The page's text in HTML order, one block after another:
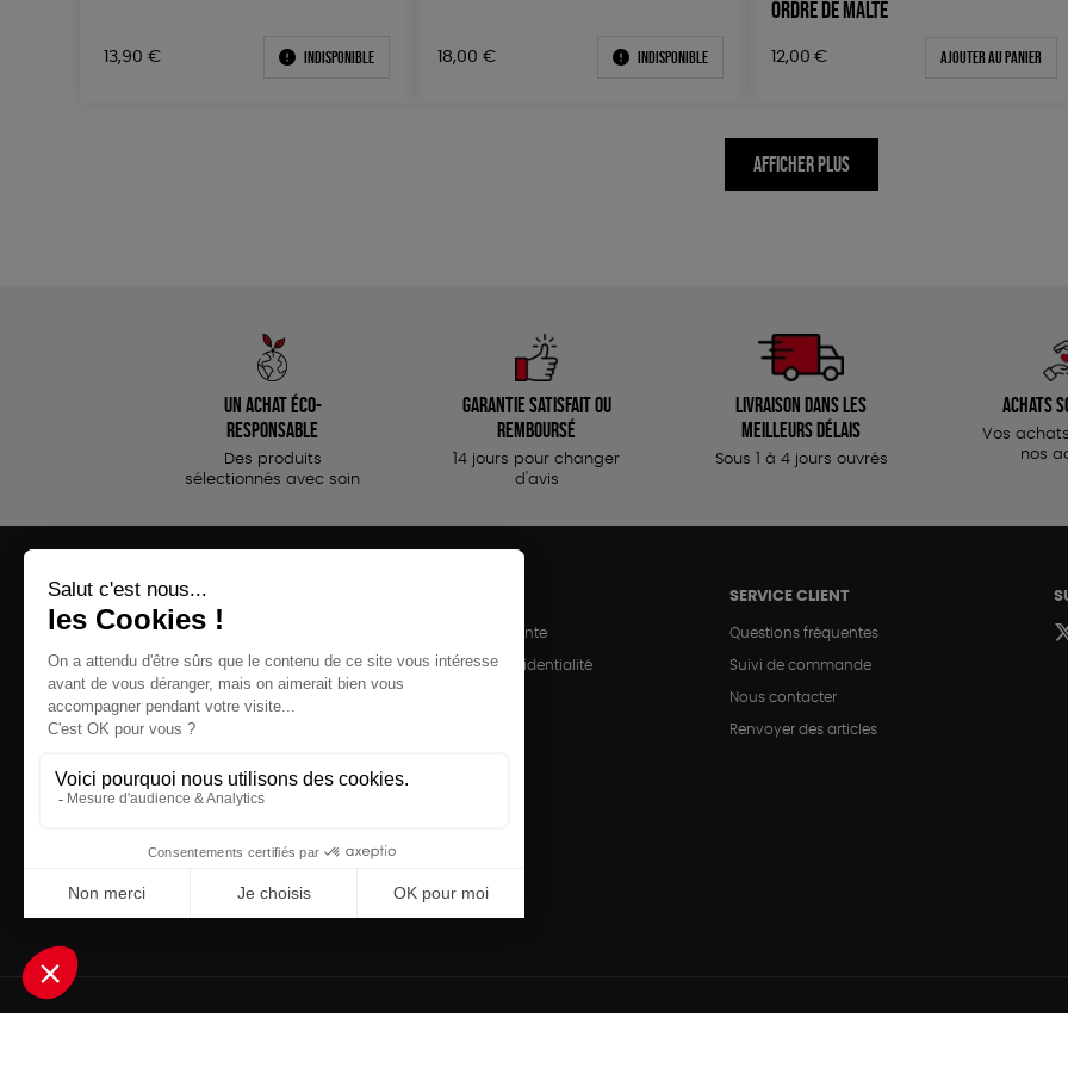
13,90 € Indisponible 18,00 € Indisponible
ORDRE DE MALTE
12,00 € Ajouter au panier
AFFICHER PLUS
Un achat éco-
responsable
Des produits
sélectionnés avec soin
Garantie satisfait ou
remboursé
14 jours pour changer
d'avis
Livraison dans les
meilleurs délais
Sous 1 à 4 jours ouvrés
Achats
Vos
nos
NOS PRODUITS
Notre collection
Accessoires
Bien-être
Papeterie
Conditions de vente
Politique de confidentialité
SERVICE CLIENT
Questions fréquentes
Suivi de commande
Nous contacter
Renvoyer des articles